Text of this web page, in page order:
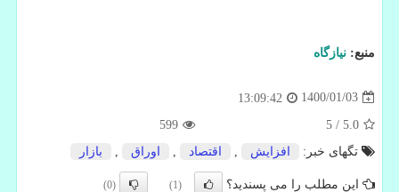
منبع: نیازگاه
1400/01/03
13:09:42
5.0
/
5
599
تگهای خبر:
افزایش اقتصاد اوراق بازار
این مطلب را می پسندید؟ (1)
(0)